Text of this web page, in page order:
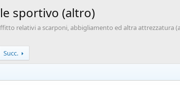
sportivo (altro)
relativi a scarponi, abbigliamento ed altra
Succ.